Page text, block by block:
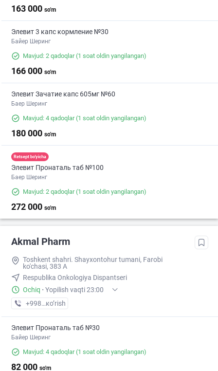
163 000 so'm
Элевит 3 капс кормление №30
Байер Шеринг
Mavjud: 2 qadoqlar(1 soat oldin yangilangan)
166 000 so'm
Элевит Зачатие капс 605мг №60
Баер Шеринг
Mavjud: 4 qadoqlar(1 soat oldin yangilangan)
180 000 so'm
Retsept bo'yicha
Элевит Пронаталь таб №100
Баер Шеринг
Mavjud: 2 qadoqlar(1 soat oldin yangilangan)
272 000 so'm
Akmal Pharm
Toshkent shahri. Shayxontohur tumani, Farobi
ko'chasi, 383 A
Respublika Onkologiya Dispantseri
Ochiq · Yopilish vaqti 23:00
+998 (99) XXX-XX-XX
кo’rish
Элевит Пронаталь таб №30
Байер Шеринг
Mavjud: 4 qadoqlar(1 soat oldin yangilangan)
82 000 so'm